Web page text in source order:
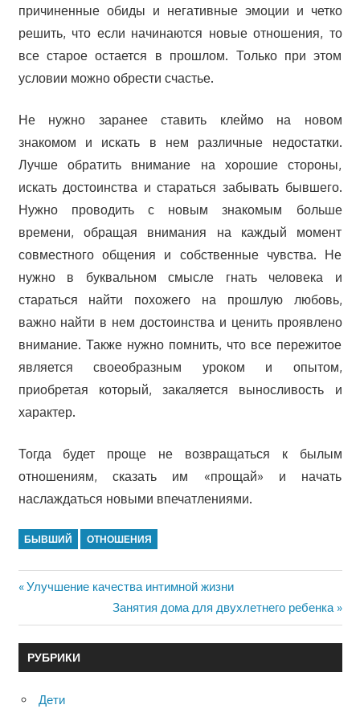
причиненные обиды и негативные эмоции и четко
решить, что если начинаются новые отношения, то
все старое остается в прошлом. Только при этом
условии можно обрести счастье.
Не нужно заранее ставить клеймо на новом
знакомом и искать в нем различные недостатки.
Лучше обратить внимание на хорошие стороны,
искать достоинства и стараться забывать бывшего.
Нужно проводить с новым знакомым больше
времени, обращая внимания на каждый момент
совместного общения и собственные чувства. Не
нужно в буквальном смысле гнать человека и
стараться найти похожего на прошлую любовь,
важно найти в нем достоинства и ценить проявлено
внимание. Также нужно помнить, что все пережитое
является своеобразным уроком и опытом,
приобретая который, закаляется выносливость и
характер.
Тогда будет проще не возвращаться к былым
отношениям, сказать им «прощай» и начать
наслаждаться новыми впечатлениями.
БЫВШИЙ ОТНОШЕНИЯ
Навигация
по
записям
Предыдущая
Улучшение качества интимной жизни
Следующая
запись:
Занятия дома для двухлетнего ребенка
РУБРИКИ
Дети